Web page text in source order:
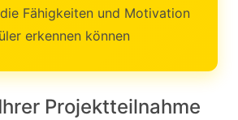
Fähigkeiten und Motivation
erkennen können
Projektteilnahme